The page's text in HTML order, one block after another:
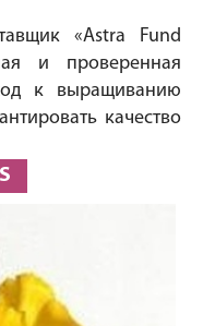
«Astra Fund
и проверенная
к выращиванию
качество